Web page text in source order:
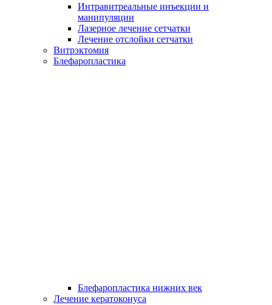
Интравитреальные инъекции и
манипуляции
Лазерное лечение сетчатки
Лечение отслойки сетчатки
Витрэктомия
Блефаропластика
Блефаропластика нижних век
Лечение кератоконуса